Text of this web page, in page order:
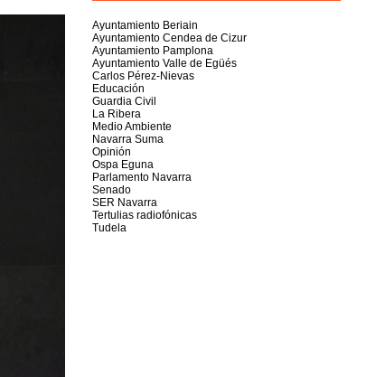
Ayuntamiento Beriain
Ayuntamiento Cendea de Cizur
Ayuntamiento Pamplona
Ayuntamiento Valle de Egüés
Carlos Pérez-Nievas
Educación
Guardia Civil
La Ribera
Medio Ambiente
Navarra Suma
Opinión
Ospa Eguna
Parlamento Navarra
Senado
SER Navarra
Tertulias radiofónicas
Tudela